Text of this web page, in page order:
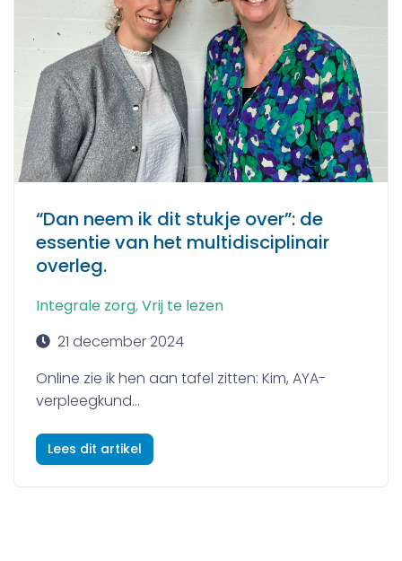
“Dan neem ik dit stukje over”: de
essentie van het multidisciplinair
overleg.
Integrale zorg, Vrij te lezen
21 december 2024
Online zie ik hen aan tafel zitten: Kim, AYA-
verpleegkund...
Lees dit artikel